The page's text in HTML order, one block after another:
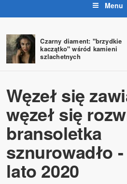
Menu
Czarny diament: "brzydkie
kaczątko" wśród kamieni
szlachetnych
Węzeł się
węzeł się
bransoletka
sznurowadło
lato 2020